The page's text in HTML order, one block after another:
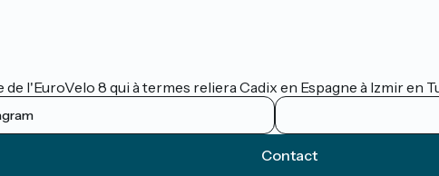
de l'EuroVelo 8 qui à termes reliera Cadix en Espagne à Izmir en
Contact